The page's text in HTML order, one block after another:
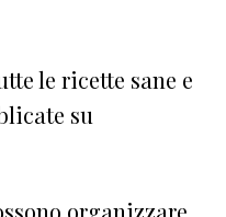
le ricette sane e
su